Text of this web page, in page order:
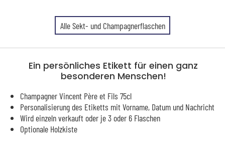
Alle Sekt- und Champagnerflaschen
Ein persönliches Etikett für einen ganz
besonderen Menschen!
Champagner Vincent Père et Fils 75cl
Personalisierung des Etiketts mit Vorname, Datum und Nachricht
Wird einzeln verkauft oder je 3 oder 6 Flaschen
Optionale Holzkiste